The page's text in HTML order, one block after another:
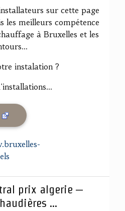
sur cette page
les meilleurs compétence
à Bruxelles et les
instalation ?
prix algerie –
...